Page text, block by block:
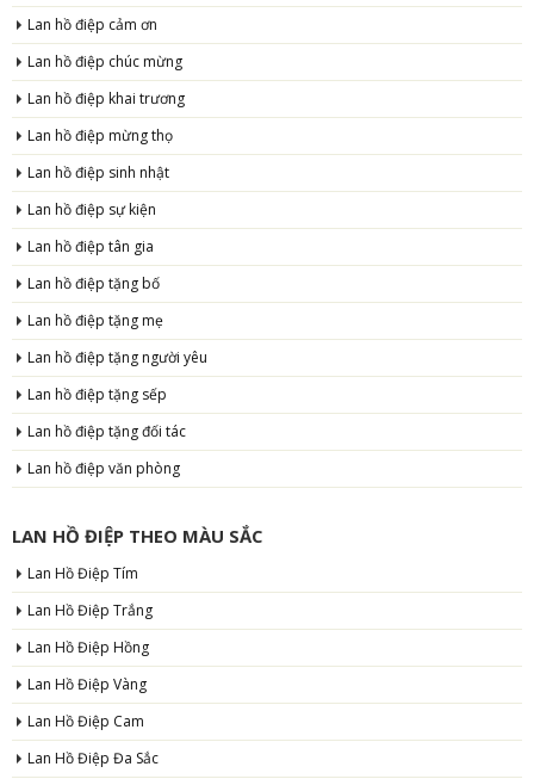
Lan hồ điệp cảm ơn
Lan hồ điệp chúc mừng
Lan hồ điệp khai trương
Lan hồ điệp mừng thọ
Lan hồ điệp sinh nhật
Lan hồ điệp sự kiện
Lan hồ điệp tân gia
Lan hồ điệp tặng bố
Lan hồ điệp tặng mẹ
Lan hồ điệp tặng người yêu
Lan hồ điệp tặng sếp
Lan hồ điệp tặng đối tác
Lan hồ điệp văn phòng
LAN HỒ ĐIỆP THEO MÀU SẮC
Lan Hồ Điệp Tím
Lan Hồ Điệp Trắng
Lan Hồ Điệp Hồng
Lan Hồ Điệp Vàng
Lan Hồ Điệp Cam
Lan Hồ Điệp Đa Sắc